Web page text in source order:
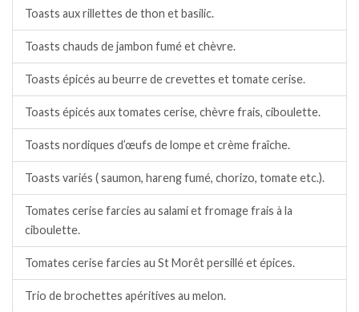
Toasts aux rillettes de thon et basilic.
Toasts chauds de jambon fumé et chèvre.
Toasts épicés au beurre de crevettes et tomate cerise.
Toasts épicés aux tomates cerise, chèvre frais, ciboulette.
Toasts nordiques d’œufs de lompe et crème fraîche.
Toasts variés ( saumon, hareng fumé, chorizo, tomate etc.).
Tomates cerise farcies au salami et fromage frais à la
ciboulette.
Tomates cerise farcies au St Morêt persillé et épices.
Trio de brochettes apéritives au melon.